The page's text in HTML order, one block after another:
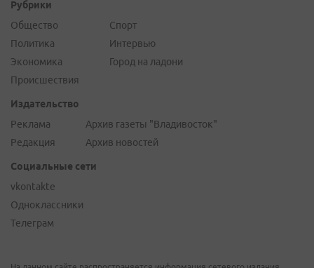
Рубрики
Общество
Политика
Экономика
Происшествия
Спорт
Интервью
Город на ладони
Издательство
Реклама
Редакция
Архив газеты "Владивосток"
Архив новостей
Социальные сети
vkontakte
Одноклассники
Телеграм